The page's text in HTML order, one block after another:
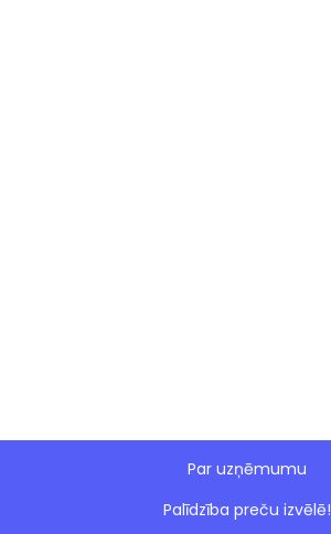
Par uzņēmumu
Palīdzība preču izvēlē!